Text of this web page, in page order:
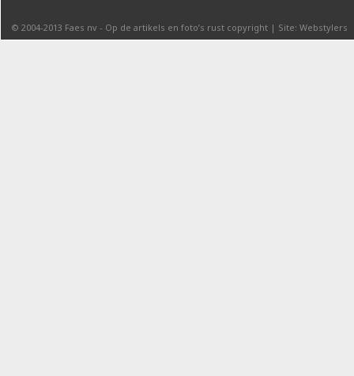
© 2004-2013 Faes nv - Op de artikels en foto’s rust copyright | Site: Webstylers